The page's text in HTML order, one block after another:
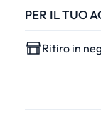
PER IL TUO
Ritiro in